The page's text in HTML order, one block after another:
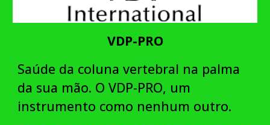
VDP-PRO
Saúde da coluna vertebral na palma
da sua mão. O VDP-PRO, um
instrumento como nenhum outro.